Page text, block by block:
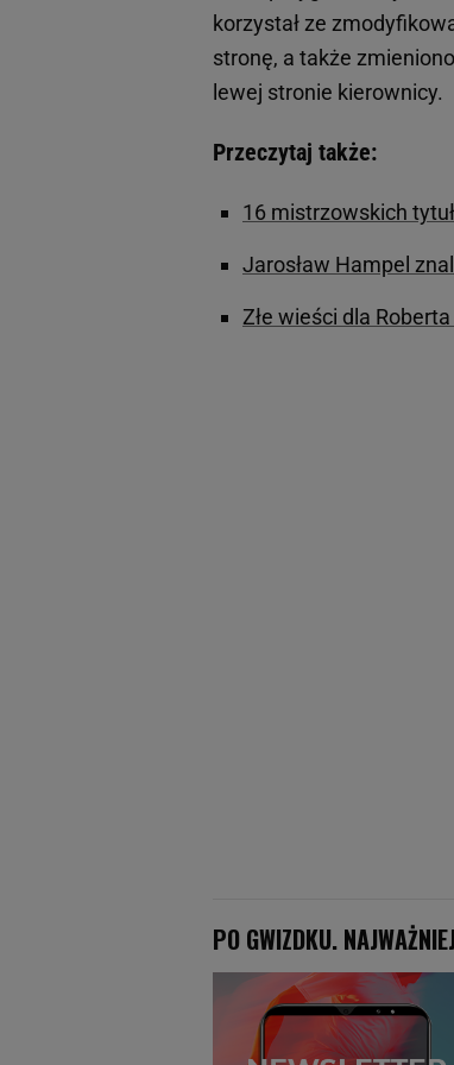
korzystał ze
stronę, a także
lewej stronie kierownicy.
Przeczytaj także:
16 mistrzowskich
Jarosław Hampel
Złe wieści dla